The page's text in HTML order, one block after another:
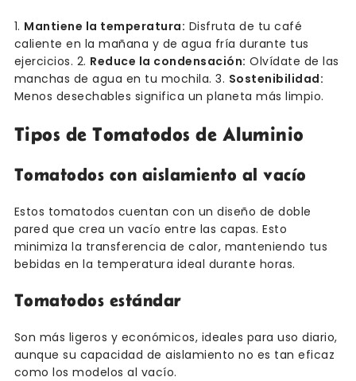
1. Mantiene la temperatura: Disfruta de tu café
caliente en la mañana y de agua fría durante tus
ejercicios. 2. Reduce la condensación: Olvídate de las
manchas de agua en tu mochila. 3. Sostenibilidad:
Menos desechables significa un planeta más limpio.
Tipos de Tomatodos de Aluminio
Tomatodos con aislamiento al vacío
Estos tomatodos cuentan con un diseño de doble
pared que crea un vacío entre las capas. Esto
minimiza la transferencia de calor, manteniendo tus
bebidas en la temperatura ideal durante horas.
Tomatodos estándar
Son más ligeros y económicos, ideales para uso diario,
aunque su capacidad de aislamiento no es tan eficaz
como los modelos al vacío.